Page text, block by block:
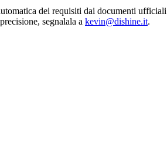
dei requisiti dai documenti
segnalala a kevin@dishine.it.